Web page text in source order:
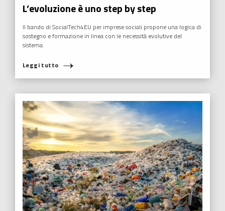
L’evoluzione è uno step by step
Il bando di SocialTech4EU per imprese sociali propone una logica di
sostegno e formazione in linea con le necessità evolutive del
sistema.
Leggi tutto